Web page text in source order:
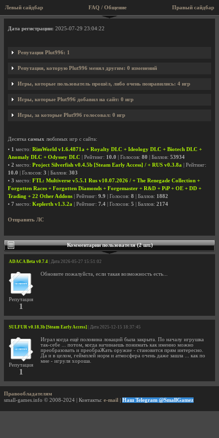
Левый сайдбар Правый сайдбар
FAQ / Общение
Профиль пользователя Plut996
Дата регистрации: 2025-07-29 23:04:22
Репутация Plut996: 1
Репутация, которую Plut996 менял другим: 0 изменений
Игры, которые пользователь прошёл, либо очень понравились: 4 игр
Игры, которые Plut996 добавил на сайт: 0 игр
Игры, за которые Plut996 голосовал: 0 игр
Десятка самых любимых игр с сайта:
• 1 место: RimWorld v1.6.4871a + Royalty DLC + Ideology DLC + Biotech DLC +
Anomaly DLC + Odyssey DLC | Рейтинг: 10.0 | Голосов: 80 | Баллов: 53934
• 2 место: Project Silverfish v0.4.5b [Steam Early Access] / + RUS v0.3.8a | Рейтинг:
10.0 | Голосов: 3 | Баллов: 303
• 3 место: FTL: Multiverse v5.5.1 Rus v10.07.2026 / + The Renegade Collection +
Forgotten Races + Forgotten Diamonds + Forgemaster + R&D + PiP + OE + DD +
Trading + 22 Other Addons | Рейтинг: 9.9 | Голосов: 8 | Баллов: 1882
• 7 место: Keplerth v1.3.2a | Рейтинг: 7.4 | Голосов: 5 | Баллов: 2174
Отправить ЛС
Комментарии пользователя (2 шт.)
ADACA Beta v0.7.4 | Дата 2026-05-27 15:51:02
Репутация
1
Обновите пожалуйста, если такая возможность есть...
SULFUR v0.18.3b [Steam Early Access] | Дата 2025-12-15 18:37:45
Репутация
1
Играл когда ещё половина локаций была закрыта. По началу игрушка
так-себе ... потом, когда начинаешь понимать как именно можно
преобразовать и преобраЖать оружие - становится прям интересно.
Да и в целом, геймплей норм и атмосфера очень даже зашла ... как по
мне - игруля хороша.
Правообладателям
small-games.info © 2008-2024 | Контакты: e-mail Наш Telegram @SmallGamez